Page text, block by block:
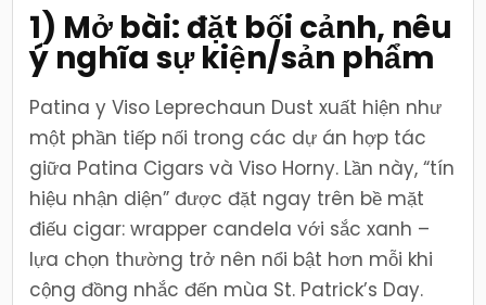
1) Mở bài: đặt bối cảnh, nêu
ý nghĩa sự kiện/sản phẩm
Patina y Viso Leprechaun Dust xuất hiện như
một phần tiếp nối trong các dự án hợp tác
giữa Patina Cigars và Viso Horny. Lần này, “tín
hiệu nhận diện” được đặt ngay trên bề mặt
điếu cigar: wrapper candela với sắc xanh –
lựa chọn thường trở nên nổi bật hơn mỗi khi
cộng đồng nhắc đến mùa St. Patrick’s Day.